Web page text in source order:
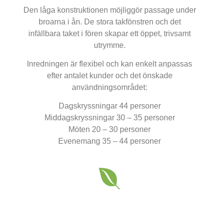
Den låga konstruktionen möjliggör passage under
broarna i ån. De stora takfönstren och det
infällbara taket i fören skapar ett öppet, trivsamt
utrymme.
Inredningen är flexibel och kan enkelt anpassas
efter antalet kunder och det önskade
användningsområdet:
Dagskryssningar 44 personer
Middagskryssningar 30 – 35 personer
Möten 20 – 30 personer
Evenemang 35 – 44 personer